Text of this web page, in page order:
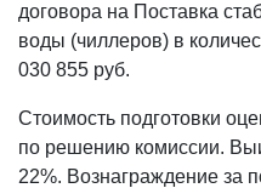
договора на Поставка
воды (чиллеров) в
030 855 руб.
Стоимость подготовки
по решению комиссии.
22%. Вознаграждение за